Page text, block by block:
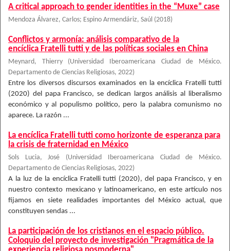
A critical approach to gender identities in the “Muxe” case
Mendoza Álvarez, Carlos; Espino Armendáriz, Saúl (2018)
Conflictos y armonía: análisis comparativo de la
encíclica Fratelli tutti y de las políticas sociales en China
Meynard, Thierry (Universidad Iberoamericana Ciudad de México.
Departamento de Ciencias Religiosas, 2022)
Entre los diversos discursos examinados en la encíclica Fratelli tutti
(2020) del papa Francisco, se dedican largos análisis al liberalismo
económico y al populismo político, pero la palabra comunismo no
aparece. La razón ...
La encíclica Fratelli tutti como horizonte de esperanza para
la crisis de fraternidad en México
Sols Lucia, José (Universidad Iberoamericana Ciudad de México.
Departamento de Ciencias Religiosas, 2022)
A la luz de la encíclica Fratelli tutti (2020), del papa Francisco, y en
nuestro contexto mexicano y latinoamericano, en este artículo nos
fijamos en siete realidades importantes del México actual, que
constituyen sendas ...
La participación de los cristianos en el espacio público.
Coloquio del proyecto de investigación "Pragmática de la